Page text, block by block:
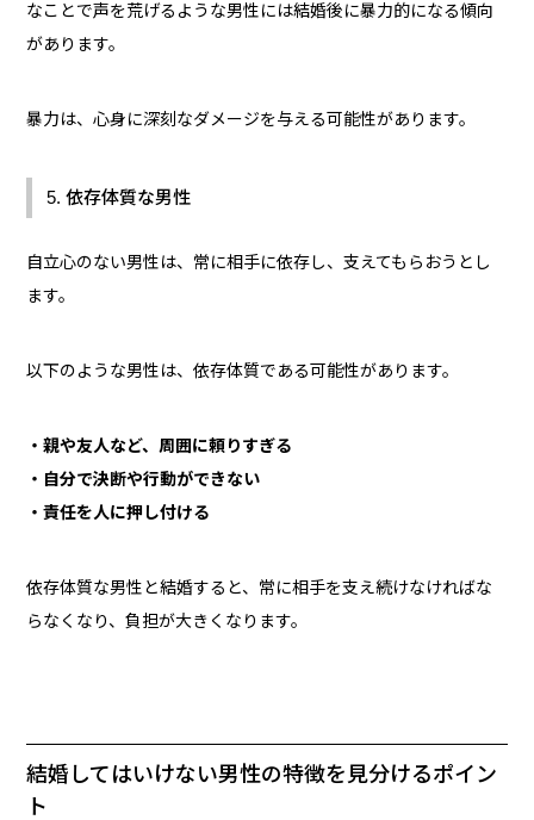
なことで声を荒げるような男性には結婚後に暴力的になる傾向
があります。
暴力は、心身に深刻なダメージを与える可能性があります。
5. 依存体質な男性
自立心のない男性は、常に相手に依存し、支えてもらおうとし
ます。
以下のような男性は、依存体質である可能性があります。
・親や友人など、周囲に頼りすぎる
・自分で決断や行動ができない
・責任を人に押し付ける
依存体質な男性と結婚すると、常に相手を支え続けなければな
らなくなり、負担が大きくなります。
結婚してはいけない男性の特徴を見分けるポイン
ト